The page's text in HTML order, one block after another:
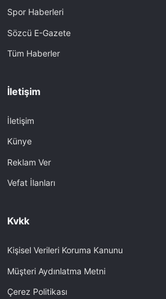
Spor Haberleri
Sözcü E-Gazete
Tüm Haberler
İletişim
İletişim
Künye
Reklam Ver
Vefat İlanları
Kvkk
Kişisel Verileri Koruma Kanunu
Müşteri Aydınlatma Metni
Çerez Politikası